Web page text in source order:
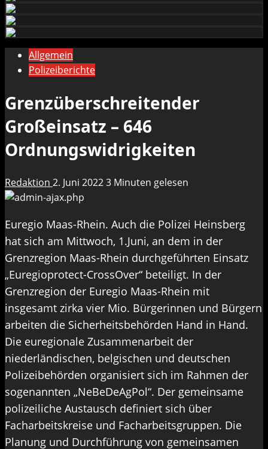
Allgemein
Polizeiberichte
Grenzüberschreitender
Großeinsatz – 646
Ordnungswidrigkeiten
Redaktion 2. Juni 20223 Minuten gelesen
Euregio Maas-Rhein. Auch die Polizei Heinsberg
hat sich am Mittwoch, 1.Juni, an dem in der
Grenzregion Maas-Rhein durchgeführten Einsatz
„Euregioprotect-CrossOver“ beteiligt. In der
Grenzregion der Euregio Maas-Rhein mit
insgesamt zirka vier Mio. Bürgerinnen und Bürgern
arbeiten die Sicherheitsbehörden Hand in Hand.
Die euregionale Zusammenarbeit der
niederländischen, belgischen und deutschen
Polizeibehörden organisiert sich im Rahmen der
sogenannten „NeBeDeAgPol“. Der gemeinsame
polizeiliche Austausch definiert sich über
Facharbeitskreise und Facharbeitsgruppen. Die
Planung und Durchführung von gemeinsamen